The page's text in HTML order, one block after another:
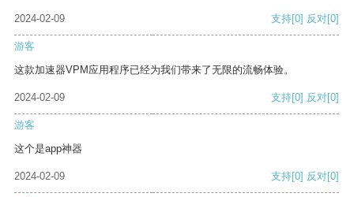
2024-02-09 支持[0] 反对[0]
游客
这款加速器VPM应用程序已经为我们带来了无限的流畅体验。
2024-02-09 支持[0] 反对[0]
游客
这个是app神器
2024-02-09 支持[0] 反对[0]